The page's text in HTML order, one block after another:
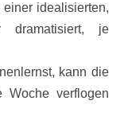
idealisierten,
dramatisiert, je
kann die
Woche verflogen